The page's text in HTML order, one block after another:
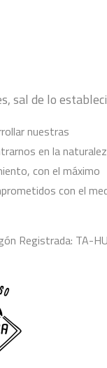
sal de lo
nuestras
en la
con el máximo
con el
Registrada: TA-